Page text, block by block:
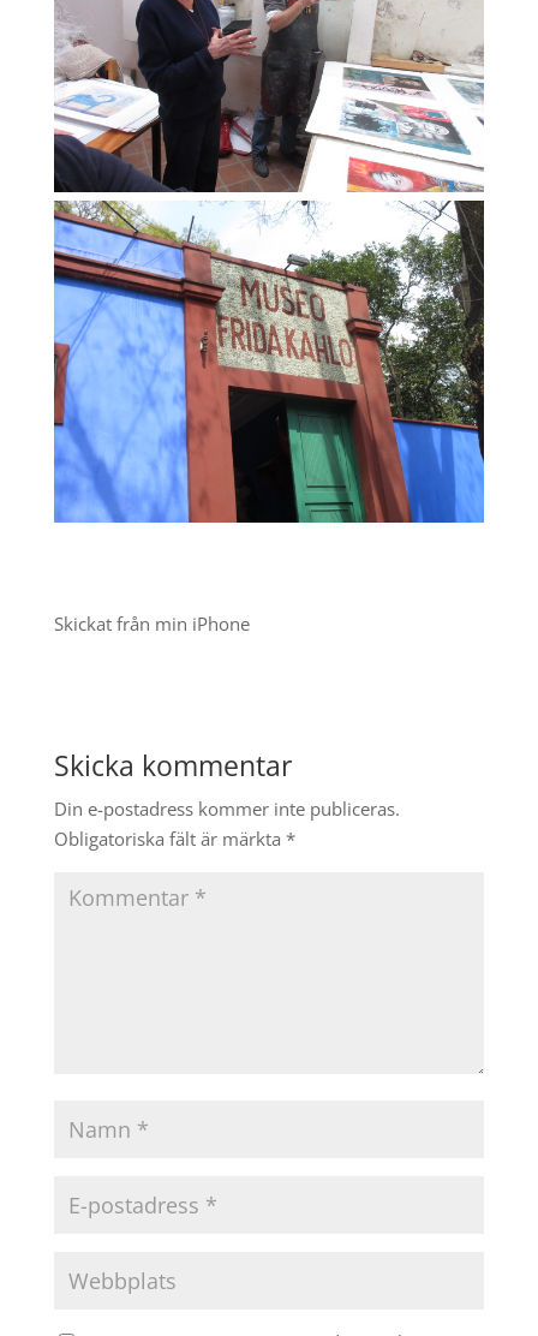
Skickat från min iPhone
Skicka kommentar
Din e-postadress kommer inte publiceras.
Obligatoriska fält är märkta *